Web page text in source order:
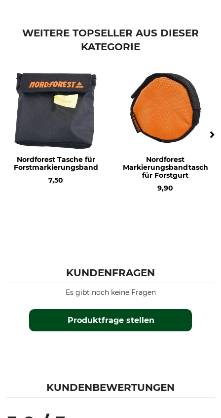
WEITERE TOPSELLER AUS DIESER
KATEGORIE
Nordforest Tasche für
Forstmarkierungsband
7,50
Nordforest
Markierungsbandtasche
für Forstgurt
9,90
KUNDENFRAGEN
Produktfrage stellen
Es gibt noch keine Fragen
KUNDENBEWERTUNGEN